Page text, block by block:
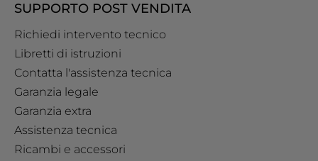
SUPPORTO POST VENDITA
Richiedi intervento tecnico
Libretti di istruzioni
Contatta l'assistenza tecnica
Garanzia legale
Garanzia extra
Assistenza tecnica
Ricambi e accessori